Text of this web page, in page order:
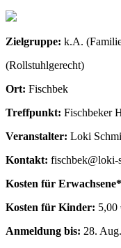
Zielgruppe: k.A.
(Rollstuhlgerecht)
Ort: Fischbek
Treffpunkt: Fischbeker
Veranstalter: Loki
Kontakt: fischbek@loki-
Kosten für
Kosten für Kinder: 5,00
Anmeldung bis: 28.